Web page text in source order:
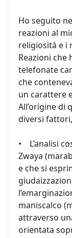
Ho seguito
reazioni al
religiosità e i
Reazioni che
telefonate
che
un carattere
All’origine di
diversi
• L’analisi
Zwaya
e che si
maniscalco
attraverso
orientata